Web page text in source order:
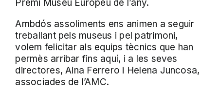
Premi Museu Europeu de l’any.
Ambdós assoliments ens animen a seguir
treballant pels museus i pel patrimoni,
volem felicitar als equips tècnics que han
permès arribar fins aquí, i a les seves
directores, Aina Ferrero i Helena Juncosa,
associades de l’AMC.